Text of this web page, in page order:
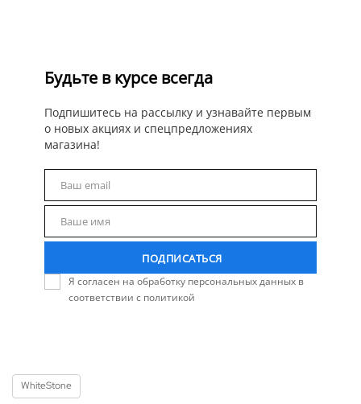
Будьте в курсе всегда
Подпишитесь на рассылку и узнавайте первым
о новых акциях и спецпредложениях
магазина!
Email
Ваш email
Name
Ваше имя
ПОДПИСАТЬСЯ
Я согласен на обработку персональных данных в
соответствии с политикой
WhiteStone